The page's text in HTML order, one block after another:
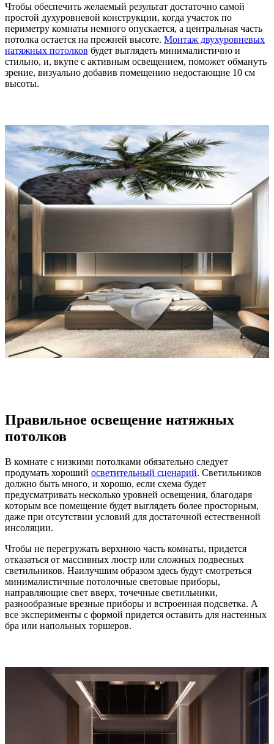
Чтобы обеспечить желаемый результат достаточно самой
простой духуровневой конструкции, когда участок по
периметру комнаты немного опускается, а центральная часть
потолка остается на прежней высоте. Монтаж двухуровневых
натяжных потолков будет выглядеть минималистично и
стильно, и, вкупе с активным освещением, поможет обмануть
зрение, визуально добавив помещению недостающие 10 см
высоты.
Правильное освещение натяжных
потолков
В комнате с низкими потолками обязательно следует
продумать хороший осветительный сценарий. Светильников
должно быть много, и хорошо, если схема будет
предусматривать несколько уровней освещения, благодаря
которым все помещение будет выглядеть более просторным,
даже при отсутствии условий для достаточной естественной
инсоляции.
Чтобы не перегружать верхнюю часть комнаты, придется
отказаться от массивных люстр или сложных подвесных
светильников. Наилучшим образом здесь будут смотреться
минималистичные потолочные световые приборы,
направляющие свет вверх, точечные светильники,
разнообразные врезные приборы и встроенная подсветка. А
все эксперименты с формой придется оставить для настенных
бра или напольных торшеров.